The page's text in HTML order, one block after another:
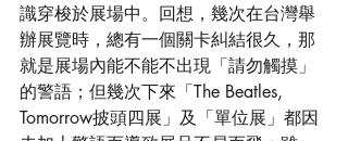
識穿梭於展場中。回想，幾次在台灣舉
辦展覽時，總有一個關卡糾結很久，那
就是展場內能不能不出現「請勿觸摸」
的警語；但幾次下來「The Beatles,
Tomorrow披頭四展」及「單位展」都因